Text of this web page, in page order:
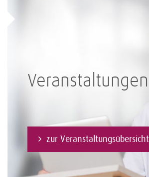
Veranstaltungen
zur Veranstaltungsübersicht